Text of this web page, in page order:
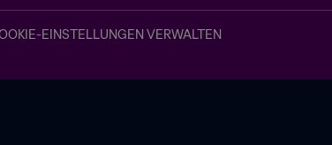
EINSTELLUNGEN VERWALTEN